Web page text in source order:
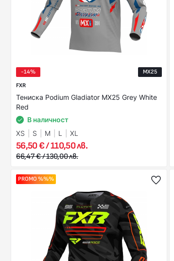
-14%
MX25
FXR
Тениска Podium Gladiator MX25 Grey White
Red
В наличност
XS
S M L XL
56,50 € / 110,50 лв.
66,47 € / 130,00 лв.
PROMO %%%